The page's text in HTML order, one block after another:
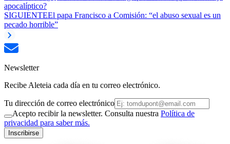
apocalíptico?
SIGUIENTEEl papa Francisco a Comisión: “el abuso sexual es un
pecado horrible”
Newsletter
Recibe Aleteia cada día en tu correo electrónico.
Tu dirección de correo electrónico
Acepto recibir la newsletter. Consulta nuestra Política de
privacidad para saber más.
Inscribirse